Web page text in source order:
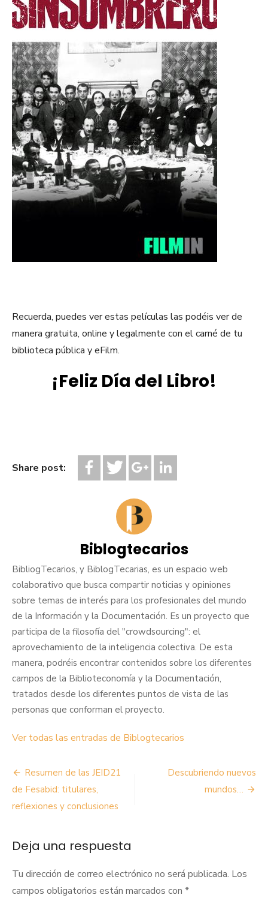
Recuerda, puedes ver estas películas las podéis ver de
manera gratuita, online y legalmente con el carné de tu
biblioteca pública y eFilm.
¡Feliz Día del Libro!
Share post:
Biblogtecarios
BibliogTecarios, y BiblogTecarias, es un espacio web
colaborativo que busca compartir noticias y opiniones
sobre temas de interés para los profesionales del mundo
de la Información y la Documentación. Es un proyecto que
participa de la filosofía del "crowdsourcing": el
aprovechamiento de la inteligencia colectiva. De esta
manera, podréis encontrar contenidos sobre los diferentes
campos de la Biblioteconomía y la Documentación,
tratados desde los diferentes puntos de vista de las
personas que conforman el proyecto.
Ver todas las entradas de Biblogtecarios
Navegación
de
entradas
Resumen de las JEID21
de Fesabid: titulares,
reflexiones y conclusiones
Descubriendo nuevos
mundos…
Deja una respuesta
Tu dirección de correo electrónico no será publicada. Los
campos obligatorios están marcados con *